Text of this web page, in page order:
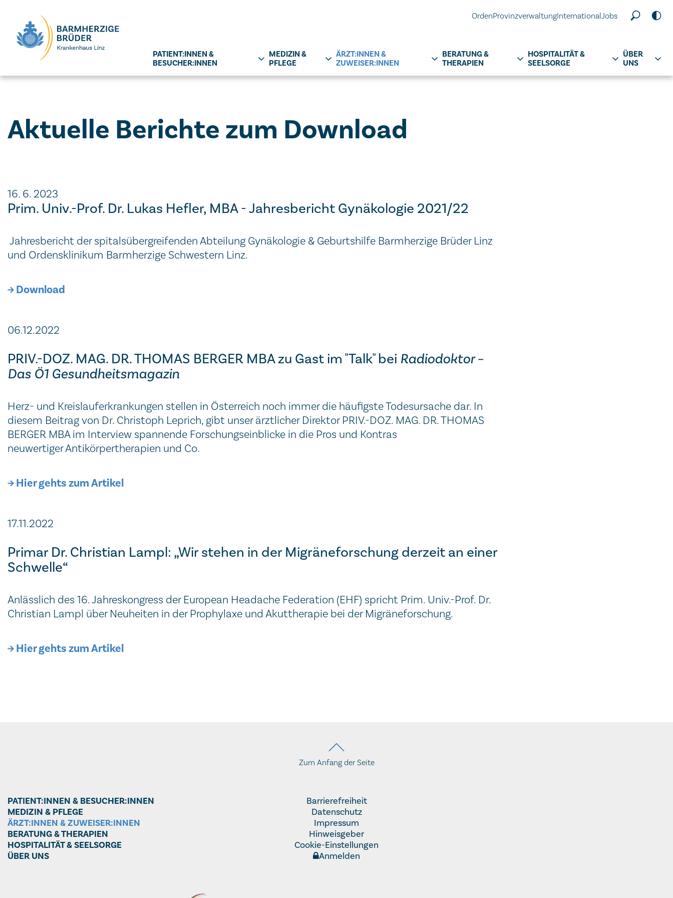
OrdenProvinzverwaltungInternationalJobs
PATIENT:INNEN &
BESUCHER:INNEN
MEDIZIN &
PFLEGE
ÄRZT:INNEN &
ZUWEISER:INNEN
BERATUNG &
THERAPIEN
HOSPITALITÄT &
SEELSORGE
ÜBER
UNS
Aktuelle Berichte zum Download
16. 6. 2023
Prim. Univ.-Prof. Dr. Lukas Hefler, MBA - Jahresbericht Gynäkologie 2021/22
Jahresbericht der spitalsübergreifenden Abteilung Gynäkologie & Geburtshilfe Barmherzige Brüder Linz
und Ordensklinikum Barmherzige Schwestern Linz.
Download
06.12.2022
PRIV.-DOZ. MAG. DR. THOMAS BERGER MBA zu Gast im "Talk" bei Radiodoktor –
Das Ö1 Gesundheitsmagazin
Herz- und Kreislauferkrankungen stellen in Österreich noch immer die häufigste Todesursache dar. In
diesem Beitrag von Dr. Christoph Leprich, gibt unser ärztlicher Direktor PRIV.-DOZ. MAG. DR. THOMAS
BERGER MBA im Interview spannende Forschungseinblicke in die Pros und Kontras
neuwertiger Antikörpertherapien und Co.
Hier gehts zum Artikel
17.11.2022
Primar Dr. Christian Lampl: „Wir stehen in der Migräneforschung derzeit an einer
Schwelle“
Anlässlich des 16. Jahreskongress der European Headache Federation (EHF) spricht Prim. Univ.-Prof. Dr.
Christian Lampl über Neuheiten in der Prophylaxe und Akuttherapie bei der Migräneforschung.
Hier gehts zum Artikel
Zum Anfang der Seite
PATIENT:INNEN & BESUCHER:INNEN
MEDIZIN & PFLEGE
ÄRZT:INNEN & ZUWEISER:INNEN
BERATUNG & THERAPIEN
HOSPITALITÄT & SEELSORGE
ÜBER UNS
Barrierefreiheit
Datenschutz
Impressum
Hinweisgeber
Cookie-Einstellungen
Anmelden